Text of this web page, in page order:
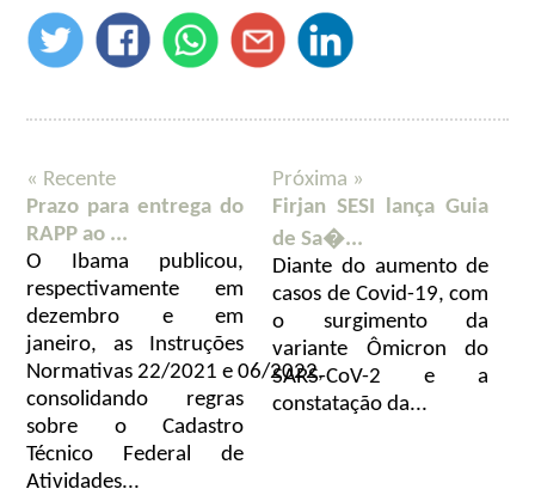
« Recente
Prazo para entrega do
RAPP ao ...
O Ibama publicou,
respectivamente em
dezembro e em
janeiro, as Instruções
Normativas 22/2021 e 06/2022,
consolidando regras
sobre o Cadastro
Técnico Federal de
Atividades...
Próxima »
Firjan SESI lança Guia
de Sa�...
Diante do aumento de
casos de Covid-19, com
o surgimento da
variante Ômicron do
SARS-CoV-2 e a
constatação da...